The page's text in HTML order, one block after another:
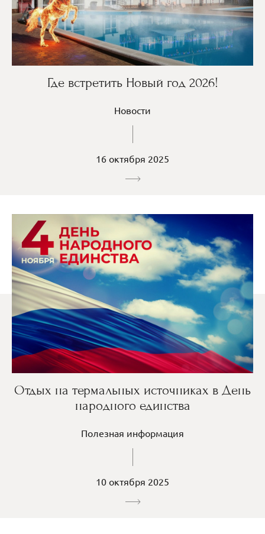
Где встретить Новый год 2026!
Новости
16 октября 2025
Отдых на термальных источниках в День
народного единства
Полезная информация
10 октября 2025